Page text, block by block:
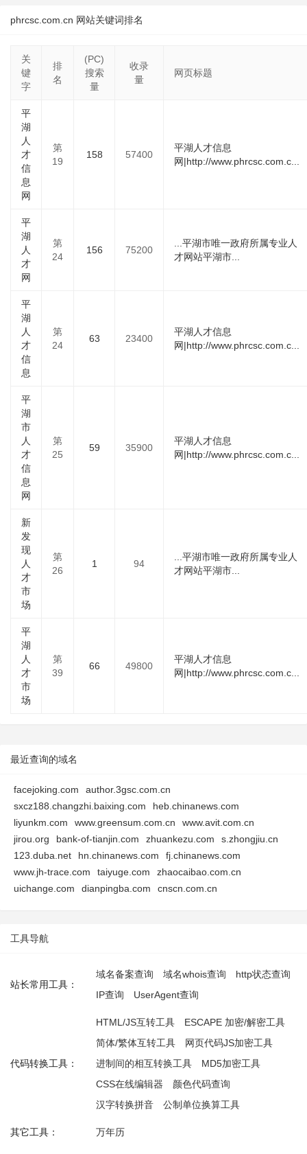
phrcsc.com.cn 网站关键词排名
关
键
字
排
名
(PC)
搜索
量
收录
量
网页标题
平
湖
人
才
信
息
网
第
19
158 57400
平湖人才信息
网|http://www.phrcsc.com.c...
平
湖
人
才
网
第
24
156 75200
...平湖市唯一政府所属专业人
才网站平湖市...
平
湖
人
才
信
息
第
24
63 23400
平湖人才信息
网|http://www.phrcsc.com.c...
平
湖
市
人
才
信
息
网
第
25
59 35900
平湖人才信息
网|http://www.phrcsc.com.c...
新
发
现
人
才
市
场
第
26
1 94
...平湖市唯一政府所属专业人
才网站平湖市...
平
湖
人
才
市
场
第
39
66 49800
平湖人才信息
网|http://www.phrcsc.com.c...
最近查询的域名
facejoking.com
author.3gsc.com.cn
sxcz188.changzhi.baixing.com
heb.chinanews.com
liyunkm.com
www.greensum.com.cn
www.avit.com.cn
jirou.org
bank-of-tianjin.com zhuankezu.com
s.zhongjiu.cn
123.duba.net
hn.chinanews.com
fj.chinanews.com
www.jh-trace.com
taiyuge.com
zhaocaibao.com.cn
uichange.com
dianpingba.com cnscn.com.cn
工具导航
站长常用工具：
域名备案查询 域名whois查询
http状态查询
IP查询
UserAgent查询
代码转换工具：
HTML/JS互转工具
ESCAPE 加密/解密工具
简体/繁体互转工具
网页代码JS加密工具
进制间的相互转换工具
MD5加密工具
CSS在线编辑器
颜色代码查询
汉字转换拼音
公制单位换算工具
其它工具： 万年历